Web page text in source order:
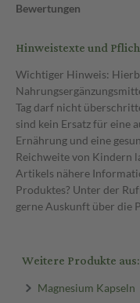
Bewertungen
Hinweistexte und
Wichtiger Hinweis:
Tag darf nicht
sind kein Ersatz für eine
Ernährung und eine
Reichweite von Kindern
Artikels nähere
Produktes? Unter der
gerne Auskunft über die
Weitere Produkte aus:
Magnesium Kapseln